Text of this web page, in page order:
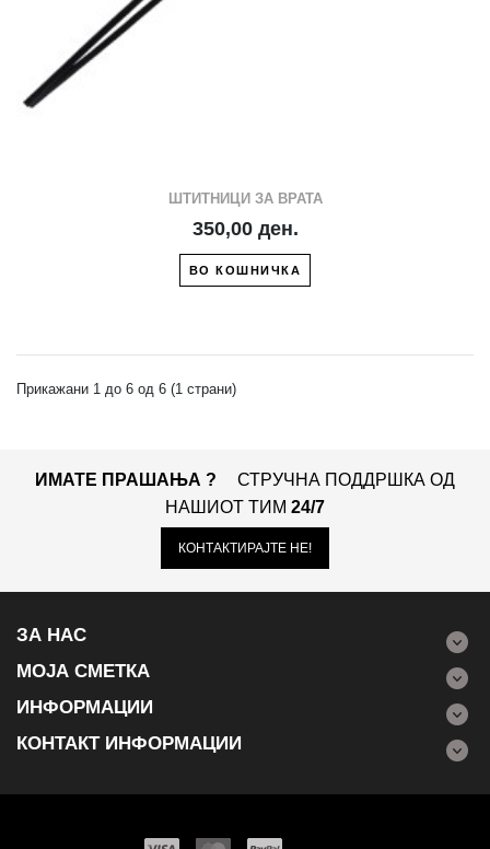
ШТИТНИЦИ ЗА ВРАТА
350,00 ден.
ВО КОШНИЧКА
Прикажани 1 до 6 од 6 (1 страни)
ИМАТЕ ПРАШАЊА ?
СТРУЧНА ПОДДРШКА ОД
НАШИОТ ТИМ 24/7
КОНТАКТИРАЈТЕ НЕ!
ЗА НАС
МОЈА СМЕТКА
ИНФОРМАЦИИ
КОНТАКТ ИНФОРМАЦИИ